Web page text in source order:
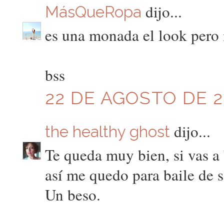
MásQueRopa dijo...
es una monada el look
bss
22 DE AGOSTO DE
the healthy ghost dijo...
Te queda muy bien, si vas
así me quedo para baile de
Un beso.